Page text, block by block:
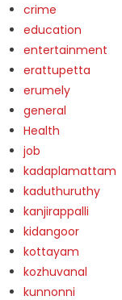
crime
education
entertainment
erattupetta
erumely
general
Health
job
kadaplamattam
kaduthuruthy
kanjirappalli
kidangoor
kottayam
kozhuvanal
kunnonni